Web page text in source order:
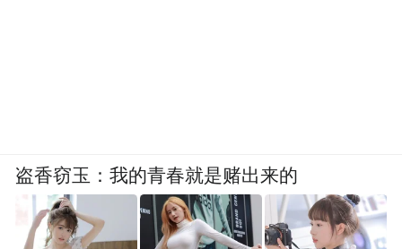
盗香窃玉：我的青春就是赌出来的